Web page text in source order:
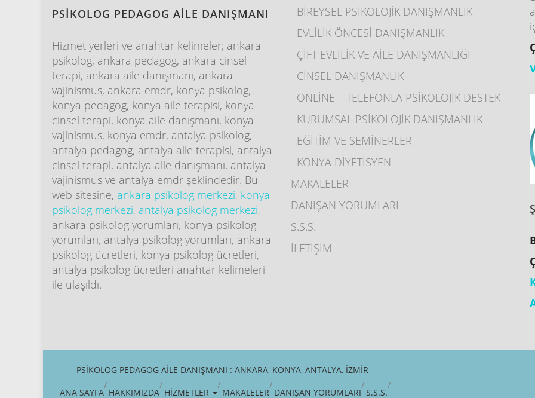
PSİKOLOG PEDAGOG AİLE DANIŞMANI
Hizmet yerleri ve anahtar kelimeler; ankara
psikolog, ankara pedagog, ankara cinsel
terapi, ankara aile danışmanı, ankara
vajinismus, ankara emdr, konya psikolog,
konya pedagog, konya aile terapisi, konya
cinsel terapi, konya aile danışmanı, konya
vajinismus, konya emdr, antalya psikolog,
antalya pedagog, antalya aile terapisi, antalya
cinsel terapi, antalya aile danışmanı, antalya
vajinismus ve antalya emdr şeklindedir. Bu
web sitesine, ankara psikolog merkezi, konya
psikolog merkezi, antalya psikolog merkezi,
ankara psikolog yorumları, konya psikolog
yorumları, antalya psikolog yorumları, ankara
psikolog ücretleri, konya psikolog ücretleri,
antalya psikolog ücretleri anahtar kelimeleri
ile ulaşıldı.
BİREYSEL PSİKOLOJİK DANIŞMANLIK
EVLİLİK ÖNCESİ DANIŞMANLIK
ÇİFT EVLİLİK VE AİLE DANIŞMANLIĞI
CİNSEL DANIŞMANLIK
ONLİNE – TELEFONLA PSİKOLOJİK DESTEK
KURUMSAL PSİKOLOJİK DANIŞMANLIK
EĞİTİM VE SEMİNERLER
KONYA DİYETİSYEN
MAKALELER
DANIŞAN YORUMLARI
S.S.S.
İLETİŞİM
PSIKOLOG PEDAGOG AILE DANIŞMANI : ANKARA, KONYA, ANTALYA, İZMIR
ANA SAYFA HAKKIMIZDA HİZMETLER MAKALELER DANIŞAN YORUMLARI S.S.S.